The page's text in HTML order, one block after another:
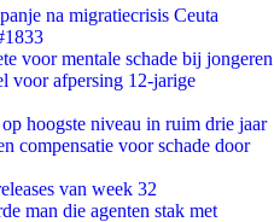
na migratiecrisis Ceuta
voor mentale schade bij jongeren
voor afpersing 12-jarige
hoogste niveau in ruim drie jaar
compensatie voor schade door
van week 32
man die agenten stak met